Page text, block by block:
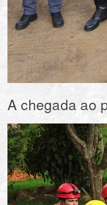
A chegada ao